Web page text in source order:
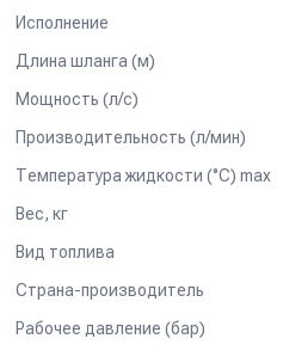
Электростартер с
Барабан для шланга
Фреза прочистная -
Фильтр тонкой очистки
Спектр применения
Удаление жировых,
Эффективная очистка
зависимости от насадки)
Прочистка промышленных и
Исполнение
Длина шланга (м)
Мощность (л/с)
Производительность (л/мин)
Температура жидкости (°С) max
Вес, кг
Вид топлива
Страна-производитель
Рабочее давление (бар)